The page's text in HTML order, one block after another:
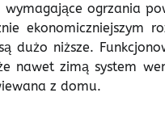
ogrzania
dużo niższe.
nawet zimą system
z domu.